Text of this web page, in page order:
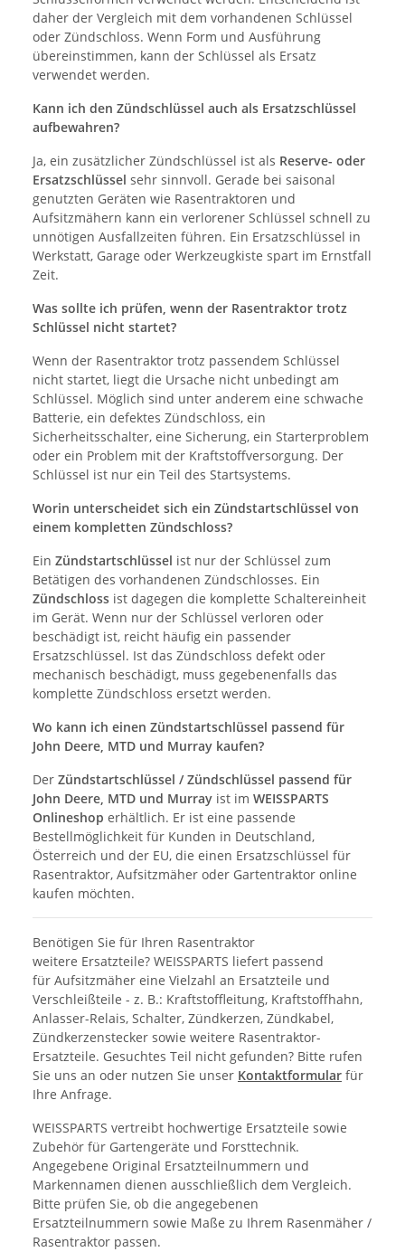
daher der Vergleich mit dem vorhandenen Schlüssel
oder Zündschloss. Wenn Form und Ausführung
übereinstimmen, kann der Schlüssel als Ersatz
verwendet werden.
Kann ich den Zündschlüssel auch als Ersatzschlüssel
aufbewahren?
Ja, ein zusätzlicher Zündschlüssel ist als Reserve- oder
Ersatzschlüssel sehr sinnvoll. Gerade bei saisonal
genutzten Geräten wie Rasentraktoren und
Aufsitzmähern kann ein verlorener Schlüssel schnell zu
unnötigen Ausfallzeiten führen. Ein Ersatzschlüssel in
Werkstatt, Garage oder Werkzeugkiste spart im Ernstfall
Zeit.
Was sollte ich prüfen, wenn der Rasentraktor trotz
Schlüssel nicht startet?
Wenn der Rasentraktor trotz passendem Schlüssel
nicht startet, liegt die Ursache nicht unbedingt am
Schlüssel. Möglich sind unter anderem eine schwache
Batterie, ein defektes Zündschloss, ein
Sicherheitsschalter, eine Sicherung, ein Starterproblem
oder ein Problem mit der Kraftstoffversorgung. Der
Schlüssel ist nur ein Teil des Startsystems.
Worin unterscheidet sich ein Zündstartschlüssel von
einem kompletten Zündschloss?
Ein Zündstartschlüssel ist nur der Schlüssel zum
Betätigen des vorhandenen Zündschlosses. Ein
Zündschloss ist dagegen die komplette Schaltereinheit
im Gerät. Wenn nur der Schlüssel verloren oder
beschädigt ist, reicht häufig ein passender
Ersatzschlüssel. Ist das Zündschloss defekt oder
mechanisch beschädigt, muss gegebenenfalls das
komplette Zündschloss ersetzt werden.
Wo kann ich einen Zündstartschlüssel passend für
John Deere, MTD und Murray kaufen?
Der Zündstartschlüssel / Zündschlüssel passend für
John Deere, MTD und Murray ist im WEISSPARTS
Onlineshop erhältlich. Er ist eine passende
Bestellmöglichkeit für Kunden in Deutschland,
Österreich und der EU, die einen Ersatzschlüssel für
Rasentraktor, Aufsitzmäher oder Gartentraktor online
kaufen möchten.
Benötigen Sie für Ihren Rasentraktor
weitere Ersatzteile? WEISSPARTS liefert passend
für Aufsitzmäher eine Vielzahl an Ersatzteile und
Verschleißteile - z. B.: Kraftstoffleitung, Kraftstoffhahn,
Anlasser-Relais, Schalter, Zündkerzen, Zündkabel,
Zündkerzenstecker sowie weitere Rasentraktor-
Ersatzteile. Gesuchtes Teil nicht gefunden? Bitte rufen
Sie uns an oder nutzen Sie unser Kontaktformular für
Ihre Anfrage.
WEISSPARTS vertreibt hochwertige Ersatzteile sowie
Zubehör für Gartengeräte und Forsttechnik.
Angegebene Original Ersatzteilnummern und
Markennamen dienen ausschließlich dem Vergleich.
Bitte prüfen Sie, ob die angegebenen
Ersatzteilnummern sowie Maße zu Ihrem Rasenmäher /
Rasentraktor passen.